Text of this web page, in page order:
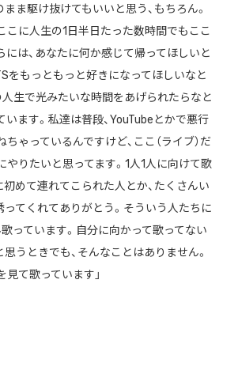
ま駆け抜けてもいいと思う、もちろん。
こに人生の1日半日たった数時間でもここ
には、あなたに何か感じて帰ってほしいと
をもっともっと好きになってほしいなと
人生で光みたいな時間をあげられたらなと
ます。私達は普段、YouTubeとかで悪行
ゃっているんですけど、ここ（ライブ）だ
やりたいと思ってます。1人1人に向けて歌
初めて連れてこられた人とか、たくさんい
ってくれてありがとう。そういう人たちに
っています。自分に向かって歌ってない
うときでも、そんなことはありません。
て歌っています」